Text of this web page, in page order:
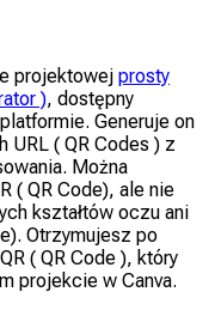
projektowej prosty
), dostępny
Generuje on
URL ( QR Codes ) z
Można
( QR Code), ale nie
kształtów oczu ani
Otrzymujesz po
( QR Code ), który
projekcie w Canva.